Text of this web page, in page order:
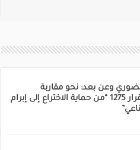
وعن بعد: نحو مقاربة
تسويقية لتفعيل القرار 1275 “من حماية الاختراع إلى إبرام